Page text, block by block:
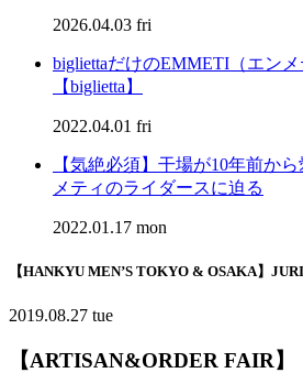
2026.04.03 fri
bigliettaだけのEMMETI（エン
【biglietta】
2022.04.01 fri
【気絶必須】干場が10年前か
メティのライダースに迫る
2022.01.17 mon
【HANKYU MEN’S TOKYO & OSAKA】
2019.08.27 tue
【ARTISAN&ORDER FAIR